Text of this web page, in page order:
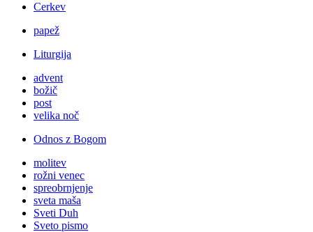
Cerkev
papež
Liturgija
advent
božič
post
velika noč
Odnos z Bogom
molitev
rožni venec
spreobrnjenje
sveta maša
Sveti Duh
Sveto pismo